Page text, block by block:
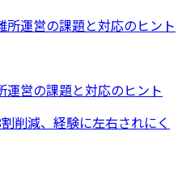
運営の課題と対応のヒント